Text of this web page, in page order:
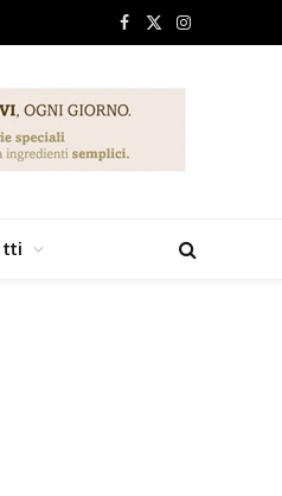
Facebook
X
Instagram